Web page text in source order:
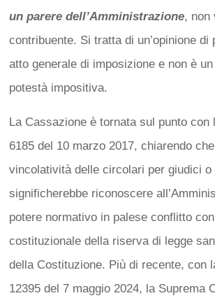
un parere dell’Amministrazione, non
contribuente. Si tratta di un’opinione di
atto generale di imposizione e non è
potestà impositiva.
La Cassazione è tornata sul punto con
6185 del 10 marzo 2017, chiarendo
vincolatività delle circolari per giudici o
significherebbe riconoscere
potere normativo in palese conflitto
costituzionale della riserva di legge
della Costituzione. Più di recente, con
12395 del 7 maggio 2024, la Suprema